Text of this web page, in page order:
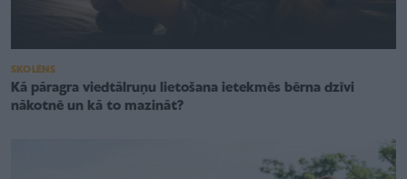
SKOLĒNS
Kā pāragra viedtālruņu lietošana ietekmēs bērna dzīvi
nākotnē un kā to mazināt?